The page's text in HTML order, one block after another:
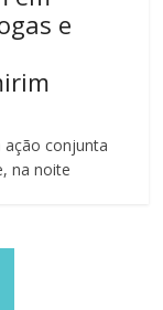
e
ação conjunta
na noite